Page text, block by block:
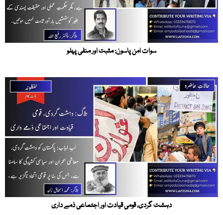
سوات امن پاسون: مثبت اور منفی پہلو
دہشت گردی، قومی قیادت اور اجتماعی ذمے داری